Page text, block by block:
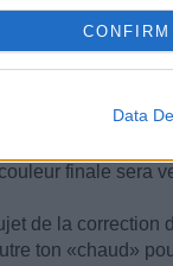
CONFIRM
Data
La couleur
palette de
brun foncé avec
devenir plus
de la coloration
finale sera
de la correction
ton «chaud»